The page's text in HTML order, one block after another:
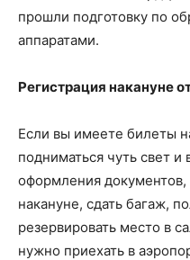
прошли подготовку по
аппаратами.
Регистрация накануне
Если вы имеете билеты
подниматься чуть свет и
оформления
накануне, сдать багаж,
резервировать место в
нужно приехать в